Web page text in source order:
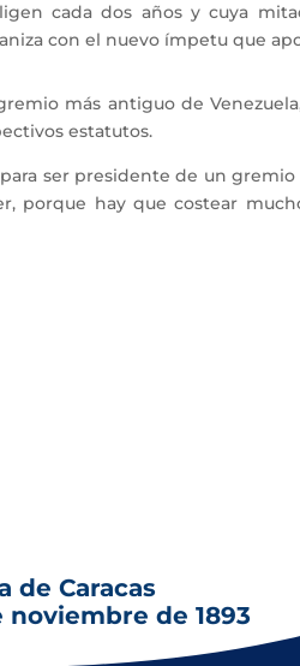
cada dos años y cuya
con el nuevo ímpetu que
más antiguo de
estatutos.
para ser presidente de un
porque hay que costear
de Caracas
noviembre de 1893